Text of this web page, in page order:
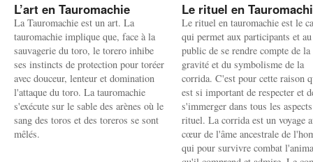
L’art en Tauromachie
La Tauromachie est un art. La
tauromachie implique que, face à la
sauvagerie du toro, le torero inhibe
ses instincts de protection pour toréer
avec douceur, lenteur et domination
l'attaque du toro. La tauromachie
s'exécute sur le sable des arènes où le
sang des toros et des toreros se sont
mêlés.
Le rituel en
Le rituel en tauromachie est le
qui permet aux participants et au
public de se rendre compte de la
gravité et du symbolisme de la
corrida. C'est pour cette raison
est si important de respecter et
s'immerger dans tous les
rituel. La corrida est un voyage
cœur de l'âme ancestrale de
qui pour survivre combat